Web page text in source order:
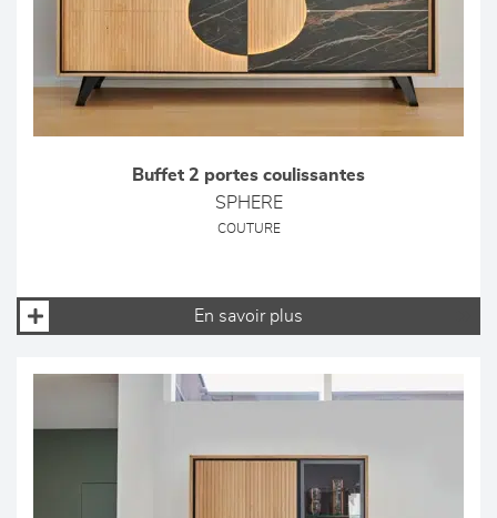
Buffet 2 portes coulissantes
SPHERE
COUTURE
En savoir plus